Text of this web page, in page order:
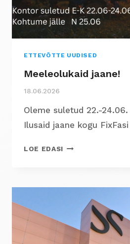
ETTEVÕTTE UUDISED
Meeleolukaid jaane!
18.06.2026
Oleme suletud 22.-24.06.
Ilusaid jaane kogu
LOE EDASI MEELEOLUKAID